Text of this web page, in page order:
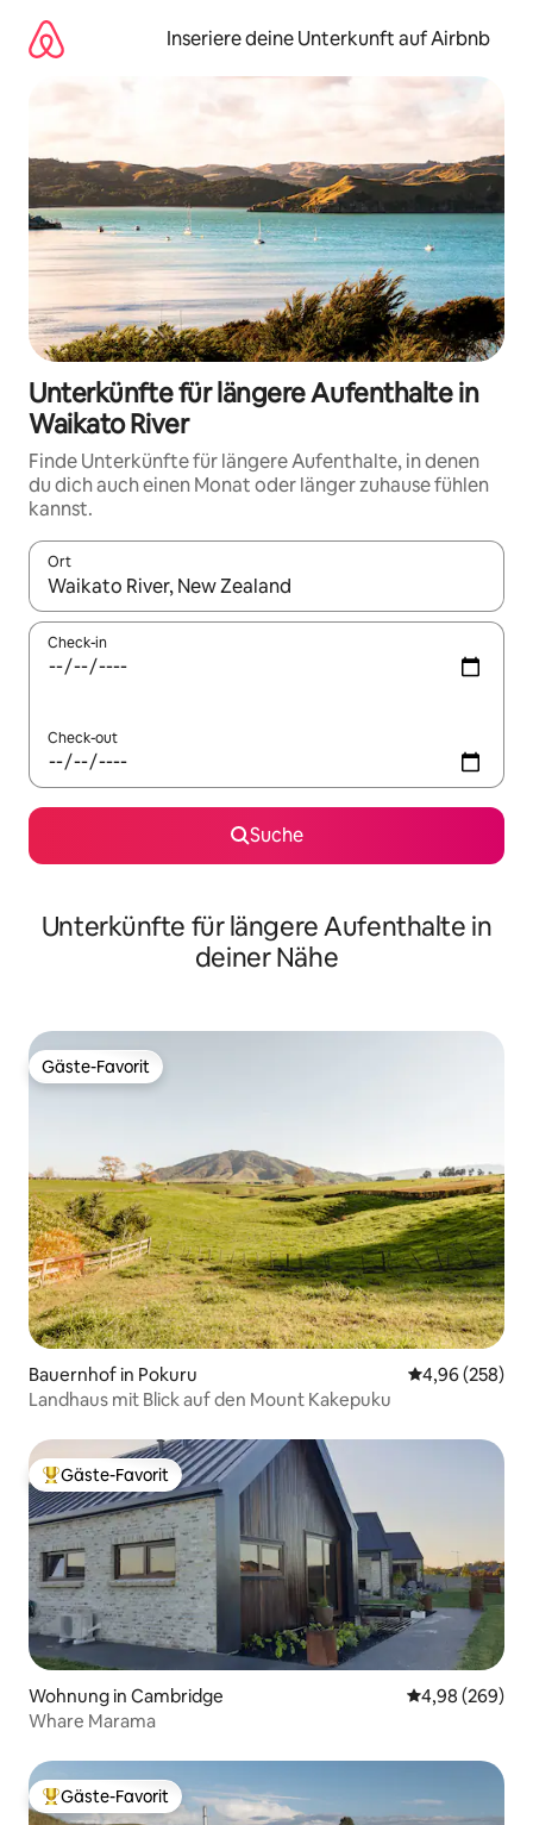
Inhalten
springen
Inseriere deine Unterkunft auf Airbnb
Unterkünfte für längere Aufenthalte in
Waikato River
Finde Unterkünfte für längere Aufenthalte, in denen
du dich auch einen Monat oder länger zuhause fühlen
kannst.
Ort
Wenn Ergebnisse verfügbar sind, navigiere mit den
Check-in
Check-out
Suche
Unterkünfte für längere Aufenthalte in
deiner Nähe
Gäste-Favorit
Gäste-Favorit
Bauernhof in Pokuru
4,96 (258)
Landhaus mit Blick auf den Mount Kakepuku
Beliebter Gäste-Favorit.
Gäste-Favorit
Wohnung in Cambridge
4,98 (269)
Whare Marama
Beliebter Gäste-Favorit.
Gäste-Favorit